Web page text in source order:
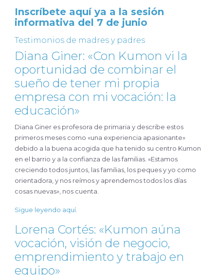
Inscríbete aquí ya a la sesión
informativa del 7 de junio
Testimonios de madres y padres
Diana Giner: «Con Kumon vi la
oportunidad de combinar el
sueño de tener mi propia
empresa con mi vocación: la
educación»
Diana Giner es profesora de primaria y describe estos
primeros meses como «una experiencia apasionante»
debido a la buena acogida que ha tenido su centro Kumon
en el barrio y a la confianza de las familias. «Estamos
creciendo todos juntos, las familias, los peques y yo como
orientadora, y nos reímos y aprendemos todos los días
cosas nuevas», nos cuenta.
Sigue leyendo aquí.
Lorena Cortés: «Kumon aúna
vocación, visión de negocio,
emprendimiento y trabajo en
equipo»